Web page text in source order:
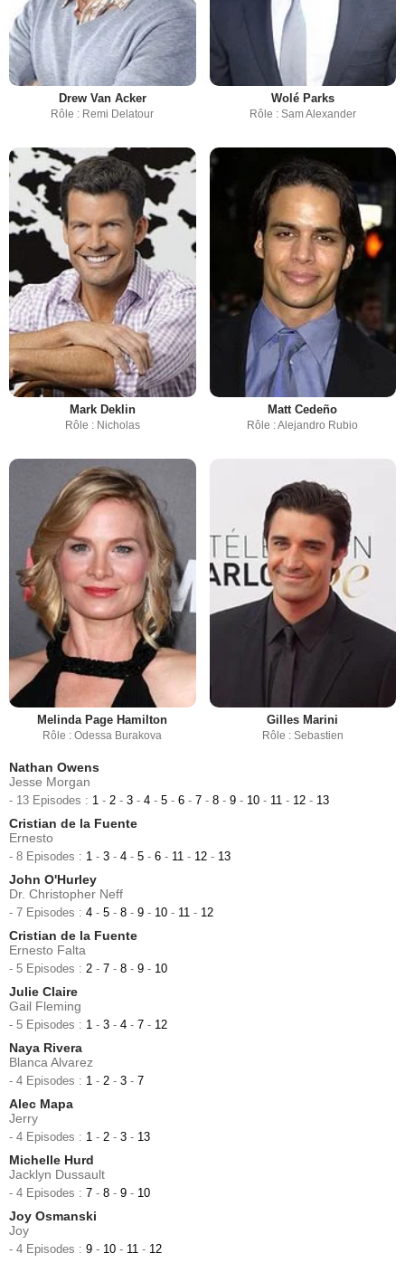
Drew Van Acker
Rôle : Remi Delatour
Wolé Parks
Rôle : Sam Alexander
Mark Deklin
Rôle : Nicholas
Matt Cedeño
Rôle : Alejandro Rubio
Melinda Page Hamilton
Rôle : Odessa Burakova
Gilles Marini
Rôle : Sebastien
Nathan Owens
Jesse Morgan
- 13 Episodes : 1 - 2 - 3 - 4 - 5 - 6 - 7 - 8 - 9 - 10 - 11 - 12 - 13
Cristian de la Fuente
Ernesto
- 8 Episodes : 1 - 3 - 4 - 5 - 6 - 11 - 12 - 13
John O'Hurley
Dr. Christopher Neff
- 7 Episodes : 4 - 5 - 8 - 9 - 10 - 11 - 12
Cristian de la Fuente
Ernesto Falta
- 5 Episodes : 2 - 7 - 8 - 9 - 10
Julie Claire
Gail Fleming
- 5 Episodes : 1 - 3 - 4 - 7 - 12
Naya Rivera
Blanca Alvarez
- 4 Episodes : 1 - 2 - 3 - 7
Alec Mapa
Jerry
- 4 Episodes : 1 - 2 - 3 - 13
Michelle Hurd
Jacklyn Dussault
- 4 Episodes : 7 - 8 - 9 - 10
Joy Osmanski
Joy
- 4 Episodes : 9 - 10 - 11 - 12